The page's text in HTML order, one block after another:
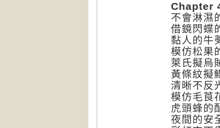
Chapter
不會淋濕
借鏡閃蝶
黏人的牛
模仿松果
萊氏擬烏
黃條紋擬
清晰不反
模仿毛莨
虎頭蜂的
夜間的安